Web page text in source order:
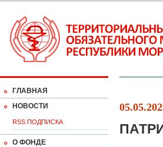
ГЛАВНАЯ
НОВОСТИ
RSS ПОДПИСКА
О ФОНДЕ